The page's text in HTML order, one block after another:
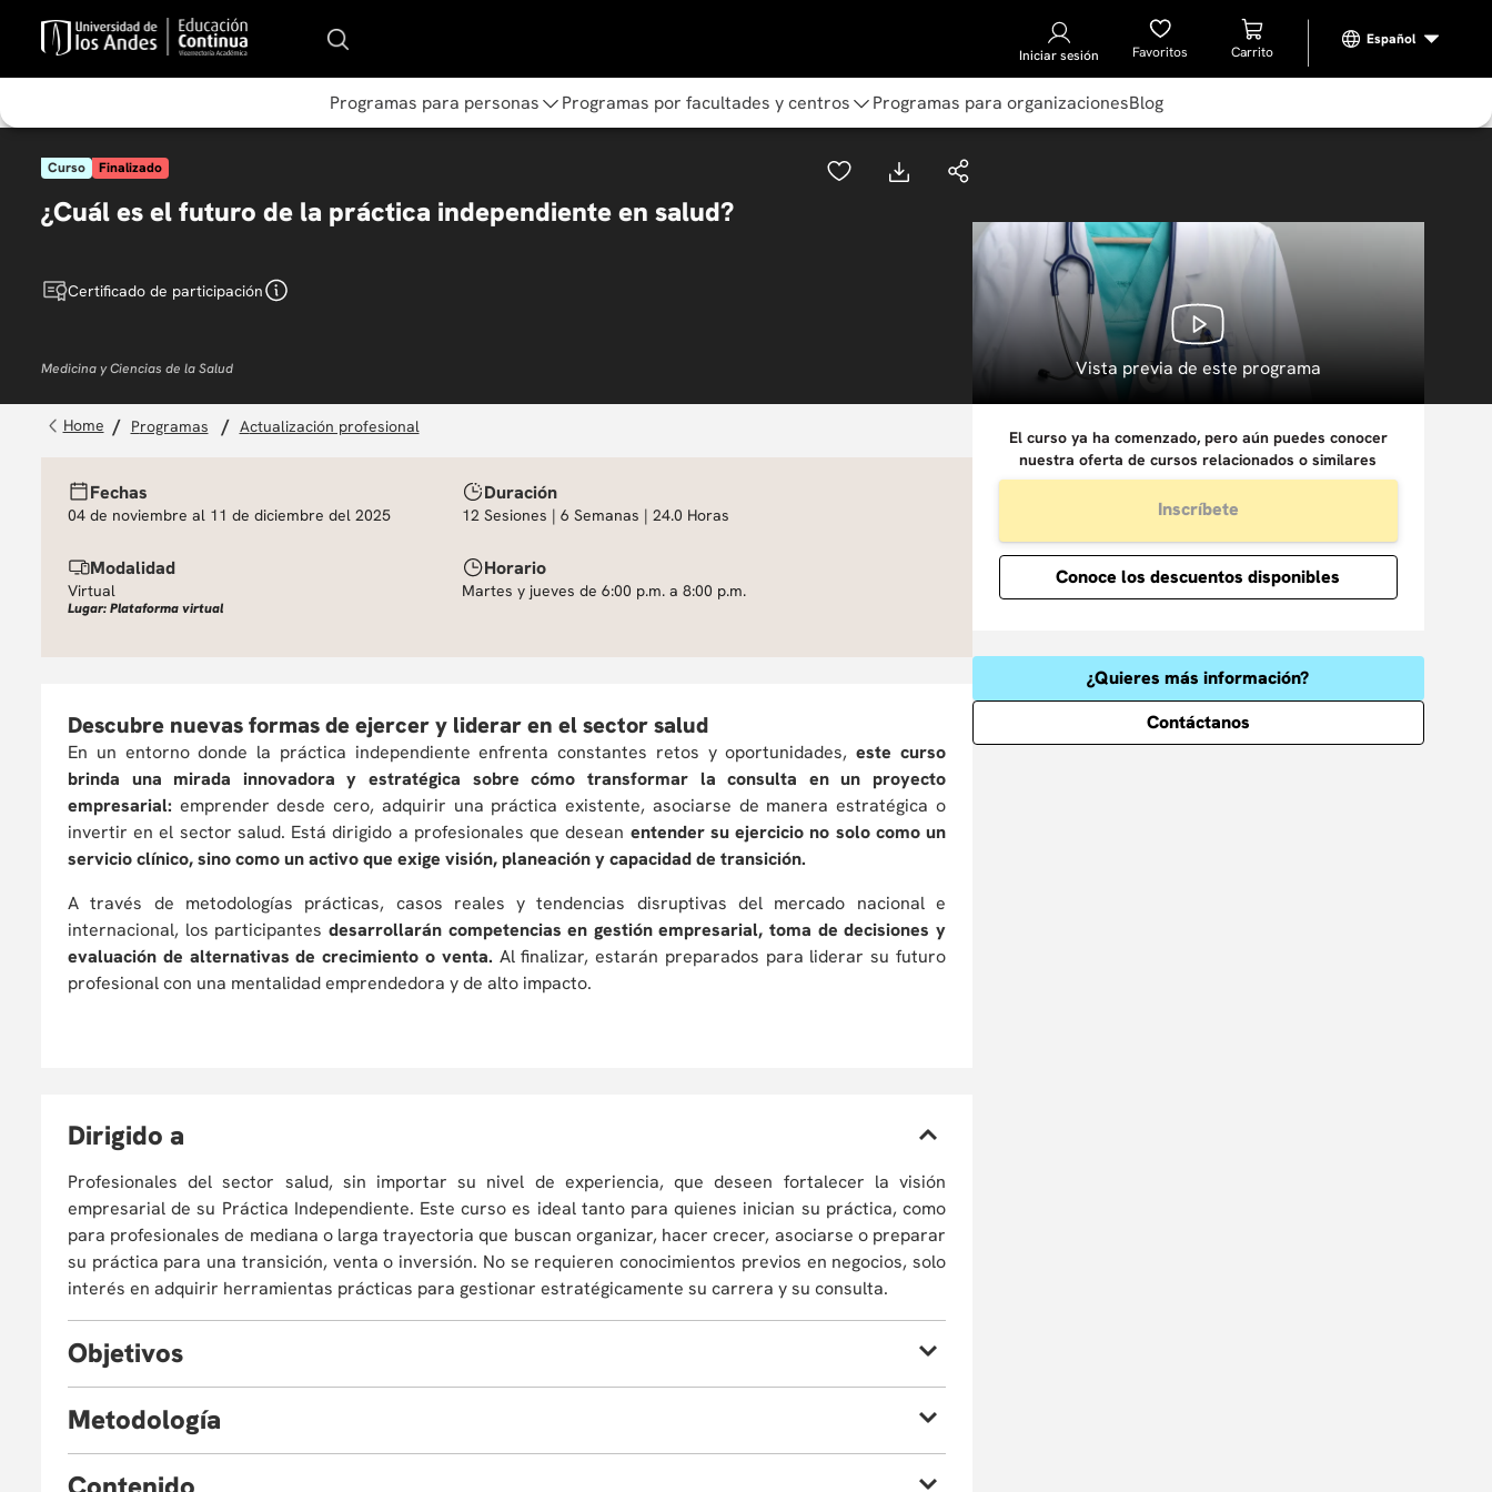
Iniciar sesión Favoritos
Programas para personas Programas por facultades y centros Programas para organizacionesBlog
Curso Finalizado
¿Cuál es el futuro de la práctica independiente en salud?
Certificado de participación
Medicina y Ciencias de la Salud Vista previa de este programa
programas actualización profesional
Fechas
04 de noviembre al 11 de diciembre del 2025
Duración
12 Sesiones | 6 Semanas | 24.0 Horas
Modalidad
Virtual
Lugar: Plataforma virtual
Horario
Martes y jueves de 6:00 p.m. a 8:00 p.m.
Descubre nuevas formas de ejercer y liderar en el sector salud
En un entorno donde la práctica independiente enfrenta constantes retos y oportunidades,este curso
brinda una mirada innovadora y estratégica sobre cómo transformar la consulta en un proyecto
empresarial: emprender desde cero, adquirir una práctica existente, asociarse de manera estratégica o
invertir en el sector salud. Está dirigido a profesionales que desean entender su ejercicio no solo como un
servicio clínico, sino como un activo que exige visión, planeación y capacidad de transición.
A través de metodologías prácticas, casos reales y tendencias disruptivas del mercado nacional e
internacional, los participantes desarrollarán competencias en gestión empresarial, toma de decisiones y
evaluación de alternativas de crecimiento o venta. Al finalizar, estarán preparados para liderar su futuro
profesional con una mentalidad emprendedora y de alto impacto.
Dirigido a
Profesionales del sector salud, sin importar su nivel de experiencia, que deseen fortalecer la visión
empresarial de su Práctica Independiente. Este curso es ideal tanto para quienes inician su práctica, como
para profesionales de mediana o larga trayectoria que buscan organizar, hacer crecer, asociarse o preparar
su práctica para una transición, venta o inversión. No se requieren conocimientos previos en negocios, solo
interés en adquirir herramientas prácticas para gestionar estratégicamente su carrera y su consulta.
Objetivos
Metodología
El curso ya ha comenzado, pero aún puedes conocer
nuestra oferta de cursos relacionados o similares
Inscríbete
Conoce los descuentos disponibles
¿Quieres más información?
Contáctanos